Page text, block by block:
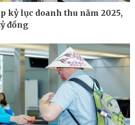
Lịch thi đấu bóng đá
eSports
kỷ lục doanh thu năm 2025,
đồng